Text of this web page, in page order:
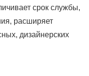
срок службы,
расширяет
дизайнерских